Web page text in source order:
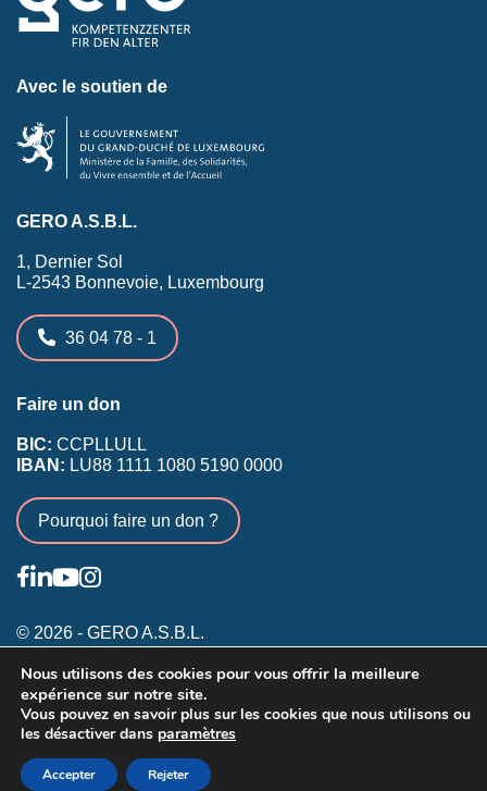
Avec le soutien de
GERO A.S.B.L.
1, Dernier Sol
L-2543 Bonnevoie, Luxembourg
36 04 78 - 1
Faire un don
BIC: CCPLLULL
IBAN: LU88 1111 1080 5190 0000
Pourquoi faire un don ?
© 2026 - GERO A.S.B.L.
Conditions générales
Inscription membres existants
Annonceurs
Nous utilisons des cookies pour vous offrir la meilleure
expérience sur notre site.
Vous pouvez en savoir plus sur les cookies que nous utilisons ou
les désactiver dans paramètres
Accepter Rejeter